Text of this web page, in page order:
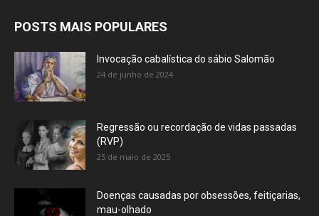
POSTS MAIS POPULARES
Invocação cabalística do sábio Salomão
24 de junho de 2024
Regressão ou recordação de vidas passadas
(RVP)
25 de maio de 2025
Doenças causadas por obsessões, feitiçarias,
mau-olhado